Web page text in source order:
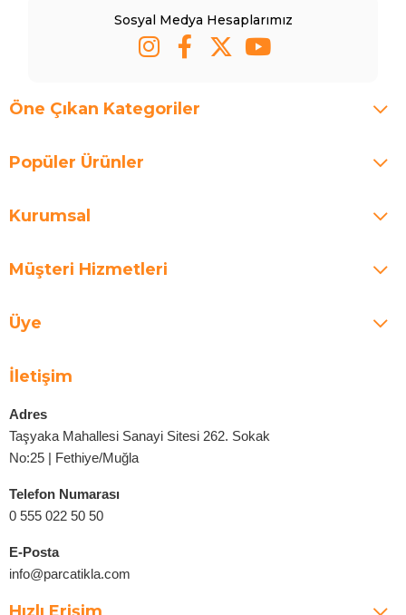
Sosyal Medya Hesaplarımız
Öne Çıkan Kategoriler
Popüler Ürünler
Kurumsal
Müşteri Hizmetleri
Üye
İletişim
Adres
Taşyaka Mahallesi Sanayi Sitesi 262. Sokak
No:25 | Fethiye/Muğla
Telefon Numarası
0 555 022 50 50
E-Posta
info@parcatikla.com
Hızlı Erişim